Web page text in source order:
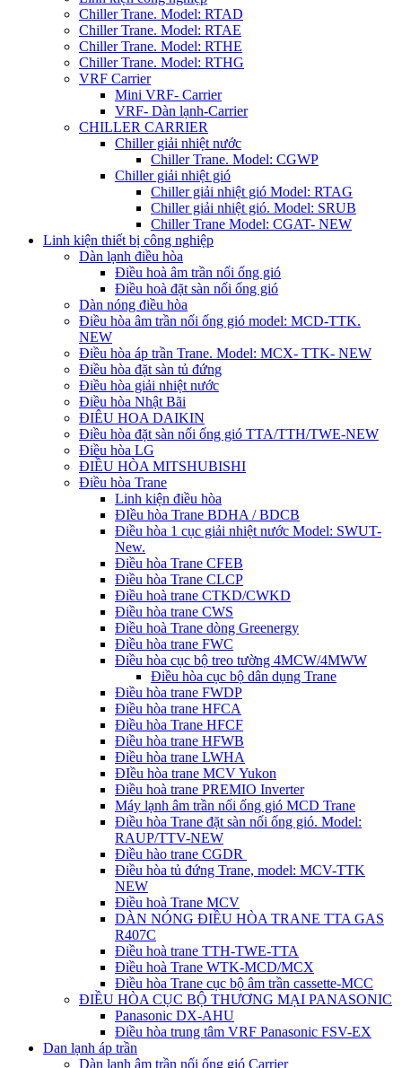
Chiller Trane. Model: RTAD
Chiller Trane. Model: RTAE
Chiller Trane. Model: RTHE
Chiller Trane. Model: RTHG
VRF Carrier
Mini VRF- Carrier
VRF- Dàn lạnh-Carrier
CHILLER CARRIER
Chiller giải nhiệt nước
Chiller Trane. Model: CGWP
Chiller giải nhiệt gió
Chiller giải nhiệt gió Model: RTAG
Chiller giải nhiệt gió. Model: SRUB
Chiller Trane Model: CGAT- NEW
Linh kiện thiết bị công nghiệp
Dàn lạnh điều hòa
Điều hoà âm trần nối ống gió
Điều hoà đặt sàn nối ống gió
Dàn nóng điều hòa
Điều hòa âm trần nối ống gió model: MCD-TTK.
NEW
Điều hòa áp trần Trane. Model: MCX- TTK- NEW
Điều hòa đặt sàn tủ đứng
Điều hòa giải nhiệt nước
Điều hòa Nhật Bãi
ĐIÊU HOA DAIKIN
Điều hòa đặt sàn nối ống gió TTA/TTH/TWE-NEW
Điều hòa LG
ĐIỀU HÒA MITSHUBISHI
Điều hòa Trane
Linh kiện điều hòa
ĐIều hòa Trane BDHA / BDCB
Điều hòa 1 cục giải nhiệt nước Model: SWUT-
New.
Điều hòa Trane CFEB
Điều hòa Trane CLCP
Điều hoà trane CTKD/CWKD
Điều hòa trane CWS
Điều hoà Trane dòng Greenergy
Điều hòa trane FWC
Điều hòa cục bộ treo tường 4MCW/4MWW
Điều hòa cục bộ dân dụng Trane
Điều hòa trane FWDP
Điều hòa trane HFCA
Điều hòa Trane HFCF
Điều hòa trane HFWB
Điều hòa trane LWHA
ĐIều hòa trane MCV Yukon
Điều hoà trane PREMIO Inverter
Máy lạnh âm trần nối ống gió MCD Trane
Điều hòa Trane đặt sàn nối ống gió. Model:
RAUP/TTV-NEW
Điều hào trane CGDR
Điều hòa tủ đứng Trane, model: MCV-TTK
NEW
Điều hoà Trane MCV
DÀN NÓNG ĐIỀU HÒA TRANE TTA GAS
R407C
Điều hoà trane TTH-TWE-TTA
Điều hoà Trane WTK-MCD/MCX
Điều hòa Trane cục bộ âm trần cassette-MCC
ĐIỀU HÒA CỤC BỘ THƯƠNG MẠI PANASONIC
Panasonic DX-AHU
Điều hòa trung tâm VRF Panasonic FSV-EX
Dan lạnh áp trần
Dàn lạnh âm trần nối ống gió Carrier